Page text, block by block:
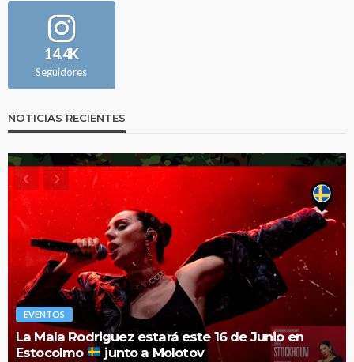
14.4K
Seguidores
NOTICIAS RECIENTES
EVENTOS
La Mala Rodriguez estará este 16 de Junio en
Estocolmo
junto a Molotov